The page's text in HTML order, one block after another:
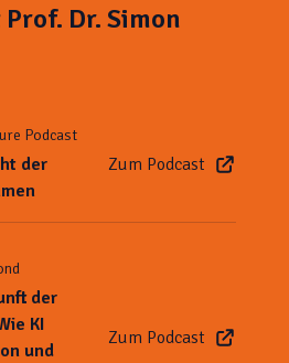
Dr. Simon
Podcast
der
Zum Podcast
der
KI
und
Zum Podcast